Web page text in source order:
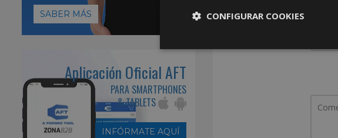
SABER MÁS
Aplicación Oficial AFT
PARA SMARTPHONES
& TABLETS
INFÓRMATE AQUÍ
CONFIGURAR COOKIES